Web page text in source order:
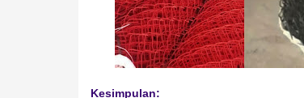
Kesimpulan: